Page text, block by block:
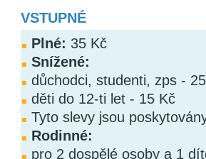
VSTUPNÉ
Plné: 35 Kč
Snížené:
důchodci, studenti, zps -
děti do 12-ti let - 15 Kč
Tyto slevy jsou
Rodinné:
pro 2 dospělé osoby a 1